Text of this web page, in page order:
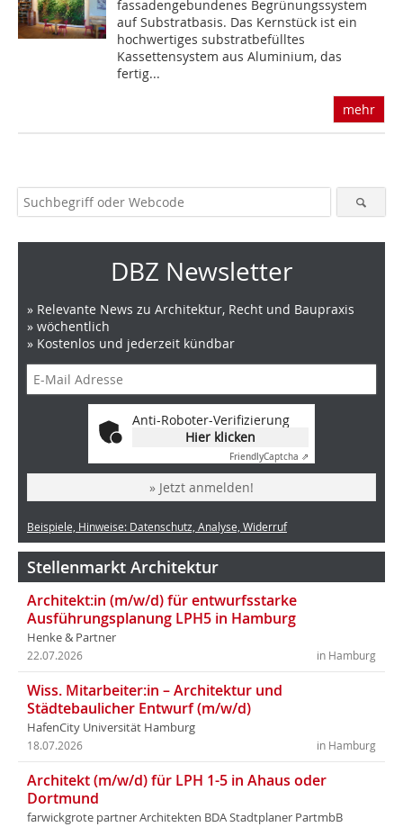
fassadengebundenes Begrünungssystem
auf Substratbasis. Das Kernstück ist ein
hochwertiges substratbefülltes
Kassettensystem aus Aluminium, das
fertig...
mehr
DBZ Newsletter
» Relevante News zu Architektur, Recht und Baupraxis
» wöchentlich
» Kostenlos und jederzeit kündbar
Anti-Roboter-Verifizierung
Hier klicken
FriendlyCaptcha ⇗
» Jetzt anmelden!
Beispiele, Hinweise: Datenschutz, Analyse, Widerruf
Stellenmarkt Architektur
Architekt:in (m/w/d) für entwurfsstarke
Ausführungsplanung LPH5 in Hamburg
Henke & Partner
in Hamburg
22.07.2026
Wiss. Mitarbeiter:in – Architektur und
Städtebaulicher Entwurf (m/w/d)
HafenCity Universität Hamburg
in Hamburg
18.07.2026
Architekt (m/w/d) für LPH 1-5 in Ahaus oder
Dortmund
farwickgrote partner Architekten BDA Stadtplaner PartmbB